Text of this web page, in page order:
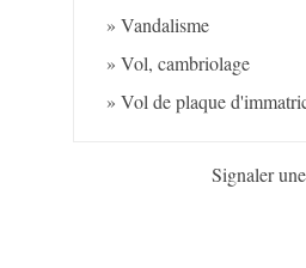
Vandalisme
Vol, cambriolage
Vol de plaque
Signaler